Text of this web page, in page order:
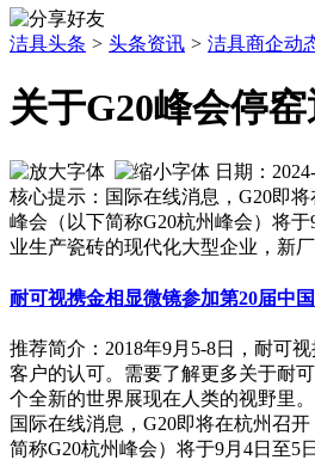
洁具头条 > 头条资讯 > 洁具商企动
关于G20峰会停
日期：
核心提示：国际在线消息，G20即
峰会（以下简称G20杭州峰会）将
业生产瓷砖的现代化大型企业，新
耐可视携金相显微镜参加第20届中
推荐简介：2018年9月5-8日，耐可
客户的认可。需要了解更多关于耐
个全新的世界展现在人类的视野里
国际在线消息，G20即将在杭州召
简称G20杭州峰会）将于9月4日至5